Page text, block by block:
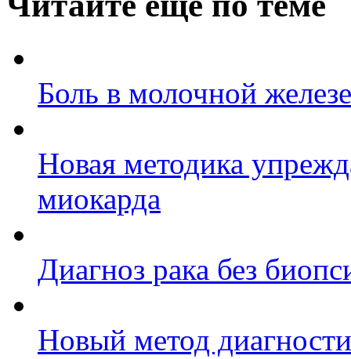
Боль в молочной
Новая методика
миокарда
Диагноз рака без
Новый метод